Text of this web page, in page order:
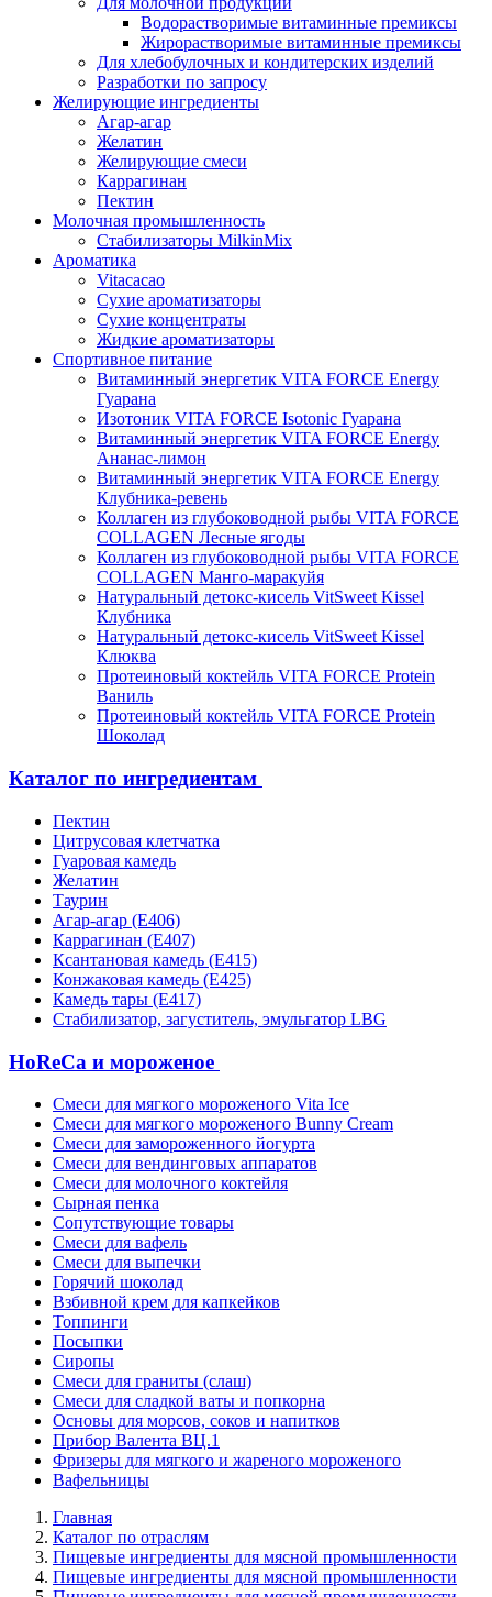
Водорастворимые витаминные премиксы
Жирорастворимые витаминные премиксы
Для хлебобулочных и кондитерских изделий
Разработки по запросу
Желирующие ингредиенты
Агар-агар
Желатин
Желирующие смеси
Каррагинан
Пектин
Молочная промышленность
Стабилизаторы MilkinMix
Ароматика
Vitacacao
Сухие ароматизаторы
Сухие концентраты
Жидкие ароматизаторы
Спортивное питание
Витаминный энергетик VITA FORCE Energy
Гуарана
Изотоник VITA FORCE Isotonic Гуарана
Витаминный энергетик VITA FORCE Energy
Ананас-лимон
Витаминный энергетик VITA FORCE Energy
Клубника-ревень
Коллаген из глубоководной рыбы VITA FORCE
COLLAGEN Лесные ягоды
Коллаген из глубоководной рыбы VITA FORCE
COLLAGEN Манго-маракуйя
Натуральный детокс-кисель VitSweet Kissel
Клубника
Натуральный детокс-кисель VitSweet Kissel
Клюква
Протеиновый коктейль VITA FORCE Protein
Ваниль
Протеиновый коктейль VITA FORCE Protein
Шоколад
Каталог по ингредиентам
Пектин
Цитрусовая клетчатка
Гуаровая камедь
Желатин
Таурин
Агар-агар (Е406)
Каррагинан (Е407)
Ксантановая камедь (Е415)
Конжаковая камедь (Е425)
Камедь тары (Е417)
Стабилизатор, загуститель, эмульгатор LBG
HoReCa и мороженое
Смеси для мягкого мороженого Vita Ice
Смеси для мягкого мороженого Bunny Cream
Смеси для замороженного йогурта
Смеси для вендинговых аппаратов
Смеси для молочного коктейля
Сырная пенка
Сопутствующие товары
Смеси для вафель
Смеси для выпечки
Горячий шоколад
Взбивной крем для капкейков
Топпинги
Посыпки
Сиропы
Смеси для граниты (слаш)
Смеси для сладкой ваты и попкорна
Основы для морсов, соков и напитков
Прибор Валента ВЦ.1
Фризеры для мягкого и жареного мороженого
Вафельницы
Главная
Каталог по отраслям
Пищевые ингредиенты для мясной промышленности
Пищевые ингредиенты для мясной промышленности